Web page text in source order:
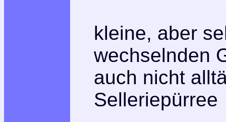
kleine, aber
wechselnden
auch nicht
Selleriepürree